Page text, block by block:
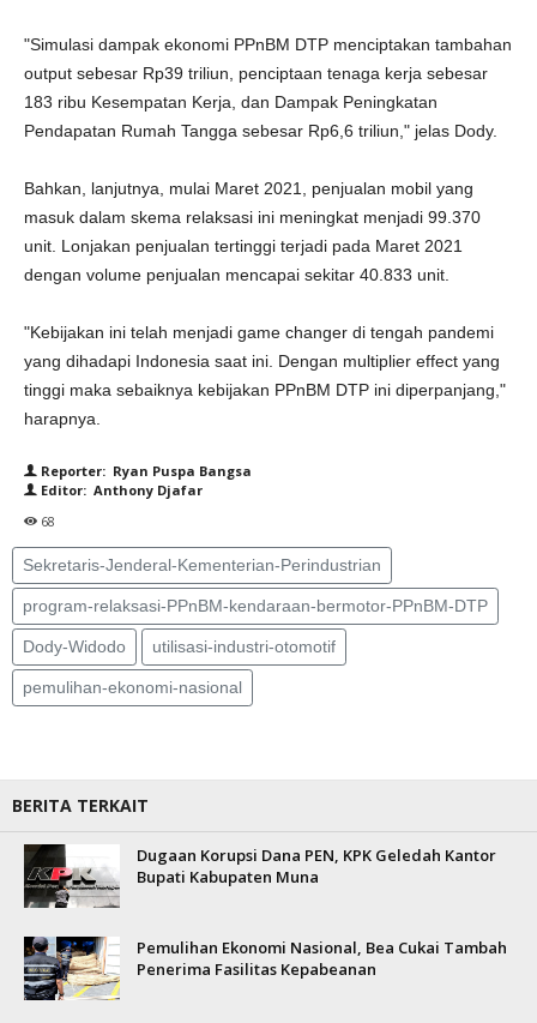
"Simulasi dampak ekonomi PPnBM DTP menciptakan tambahan
output sebesar Rp39 triliun, penciptaan tenaga kerja sebesar
183 ribu Kesempatan Kerja, dan Dampak Peningkatan
Pendapatan Rumah Tangga sebesar Rp6,6 triliun," jelas Dody.
Bahkan, lanjutnya, mulai Maret 2021, penjualan mobil yang
masuk dalam skema relaksasi ini meningkat menjadi 99.370
unit. Lonjakan penjualan tertinggi terjadi pada Maret 2021
dengan volume penjualan mencapai sekitar 40.833 unit.
"Kebijakan ini telah menjadi game changer di tengah pandemi
yang dihadapi Indonesia saat ini. Dengan multiplier effect yang
tinggi maka sebaiknya kebijakan PPnBM DTP ini diperpanjang,"
harapnya.
Reporter: Ryan Puspa Bangsa
Editor: Anthony Djafar
68
Sekretaris-Jenderal-Kementerian-Perindustrian
program-relaksasi-PPnBM-kendaraan-bermotor-PPnBM-DTP
Dody-Widodo utilisasi-industri-otomotif
pemulihan-ekonomi-nasional
BERITA TERKAIT
Dugaan Korupsi Dana PEN, KPK Geledah Kantor
Bupati Kabupaten Muna
Pemulihan Ekonomi Nasional, Bea Cukai Tambah
Penerima Fasilitas Kepabeanan